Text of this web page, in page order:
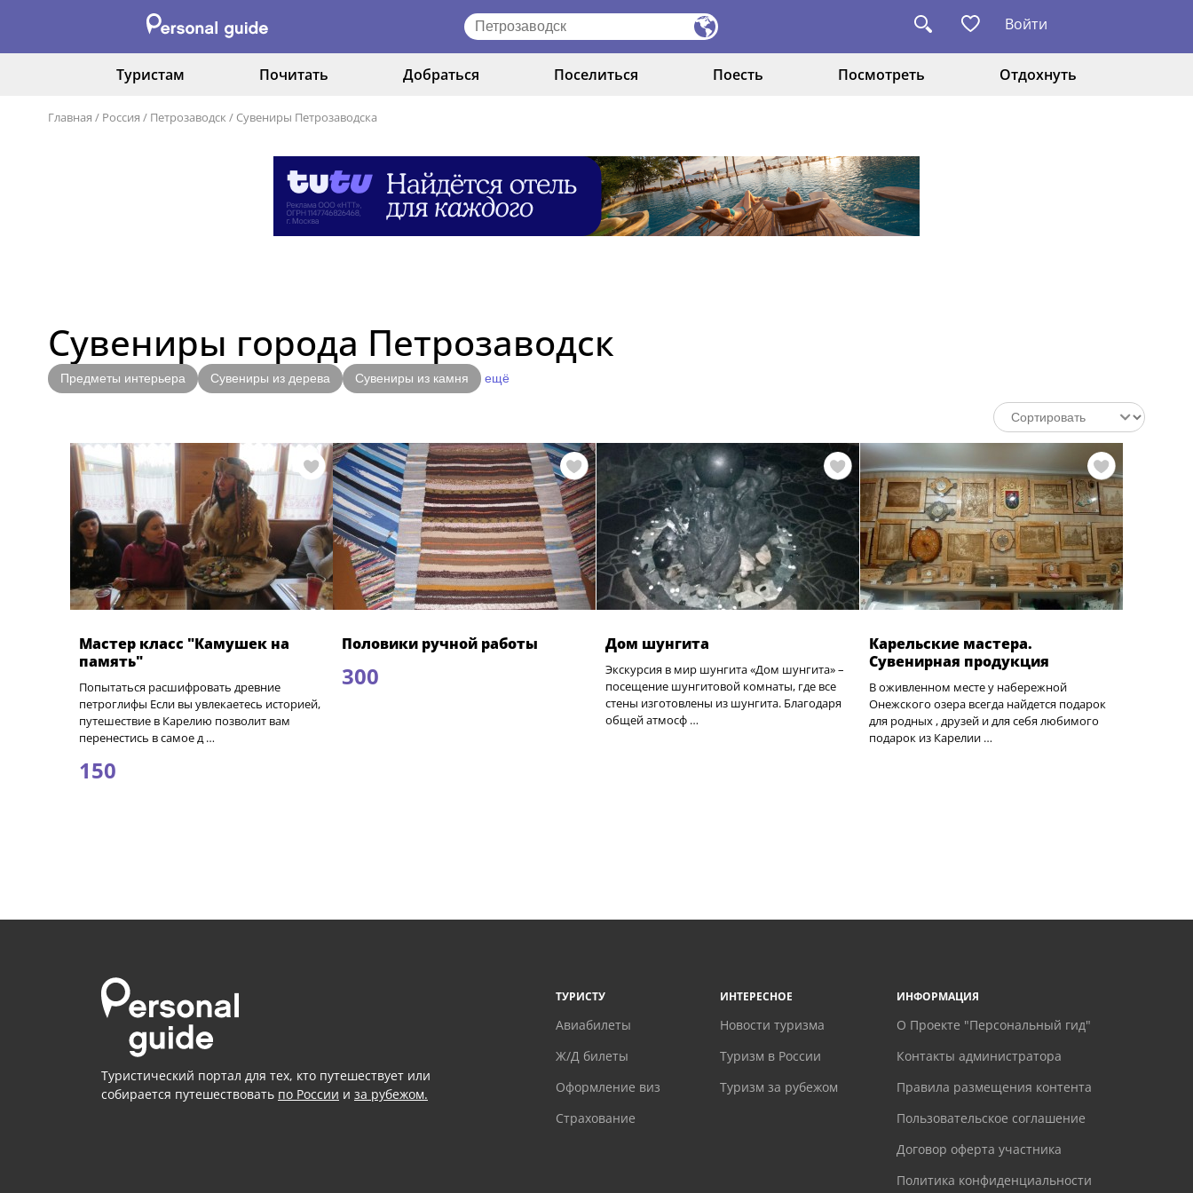
Войти
Туристам Почитать Добраться Поселиться Поесть Посмотреть Отдохнуть
Главная / Россия / Петрозаводск / Сувениры Петрозаводска
Сувениры города Петрозаводск
Предметы интерьера Сувениры из дерева Сувениры из камня ещё
Мастер класс "Камушек на
память"
Попытаться расшифровать древние
петроглифы Если вы увлекаетесь историей,
путешествие в Карелию позволит вам
перенестись в самое д …
150
Половики ручной работы
300
Дом шунгита
Экскурсия в мир шунгита «Дом шунгита» –
посещение шунгитовой комнаты, где все
стены изготовлены из шунгита. Благодаря
общей атмосф …
Карельские мастера.
Сувенирная продукция
В оживленном месте у набережной
Онежского озера всегда найдется подарок
для родных , друзей и для себя любимого
подарок из Карелии …
Туристический портал для тех, кто путешествует или
собирается путешествовать по России и за рубежом.
ТУРИСТУ
Авиабилеты
Ж/Д билеты
Оформление виз
Страхование
ИНТЕРЕСНОЕ
Новости туризма
Туризм в России
Туризм за рубежом
ИНФОРМАЦИЯ
О Проекте "Персональный гид"
Контакты администратора
Правила размещения контента
Пользовательское соглашение
Договор оферта участника
Политика конфиденциальности